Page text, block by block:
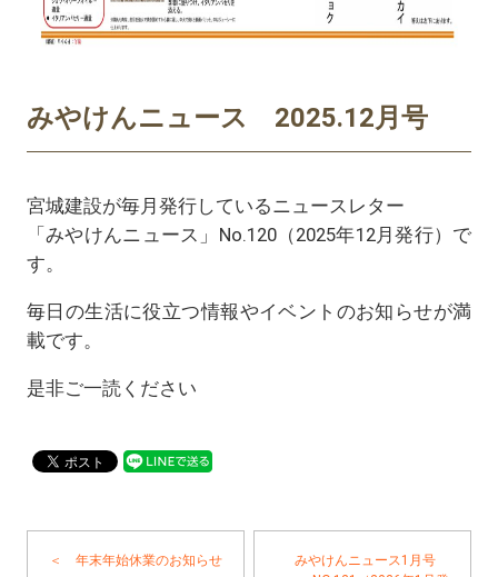
みやけんニュース 2025.12月号
宮城建設が毎月発行しているニュースレター
「みやけんニュース」No.120（2025年12月発行）で
す。
毎日の生活に役立つ情報やイベントのお知らせが満
載です。
是非ご一読ください
＜ 年末年始休業のお知らせ
みやけんニュース1月号